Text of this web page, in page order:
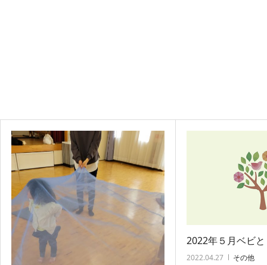
2022年５月ベビ
2022.04.27 その他